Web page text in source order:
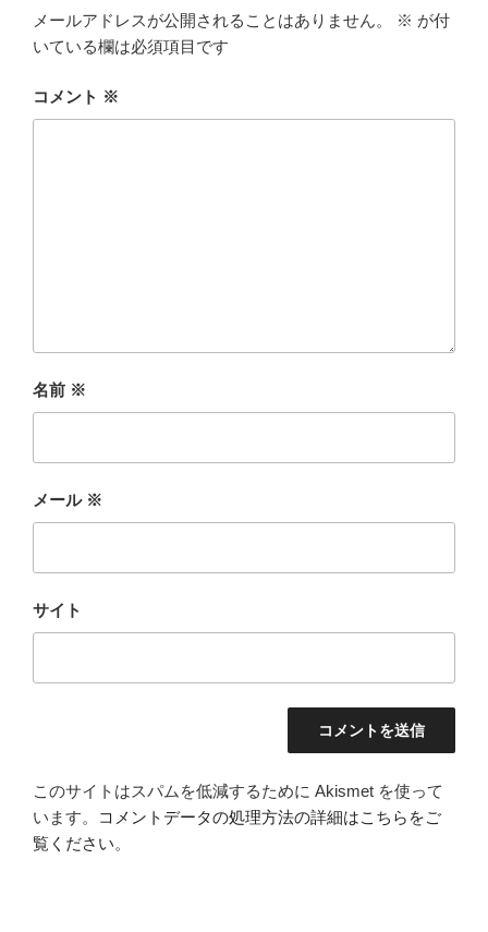
メールアドレスが公開されることはありません。 ※ が付
いている欄は必須項目です
コメント ※
名前 ※
メール ※
サイト
このサイトはスパムを低減するために Akismet を使って
います。
コメントデータの処理方法の詳細はこちらをご
覧ください。